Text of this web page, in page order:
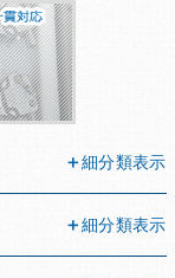
細分類表示
細分類表示